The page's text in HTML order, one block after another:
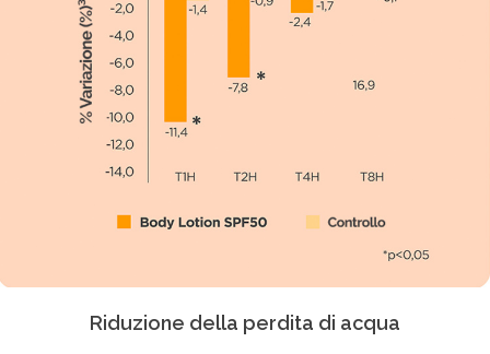
Riduzione della perdita di acqua